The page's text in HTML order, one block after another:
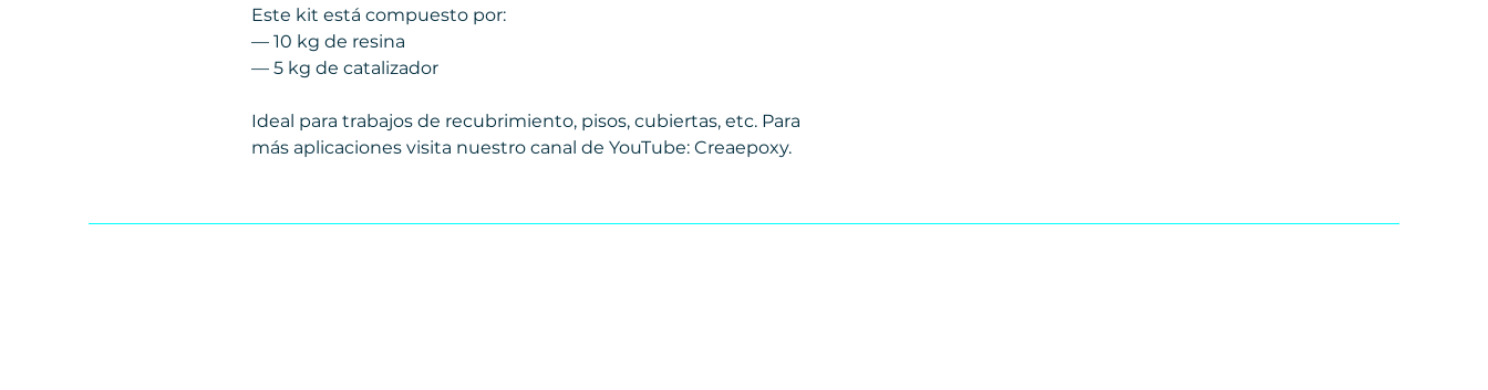
Este kit está compuesto por:
— 10 kg de resina
— 5 kg de catalizador
Ideal para trabajos de recubrimiento, pisos, cubiertas, etc. Para
más aplicaciones visita nuestro canal de YouTube: Creaepoxy.